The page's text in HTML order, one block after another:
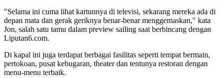
"Selama ini cuma lihat kartunnya di televisi, sekarang mereka ada di
depan mata dan gerak geriknya benar-benar menggemaskan," kata
Jon, salah satu tamu dalam preview sailing saat berbincang dengan
Liputan6.com.
Di kapal ini juga terdapat berbagai fasilitas seperti tempat bermain,
pertokoan, pusat kebugaran, theater dan tentunya restoran dengan
menu-menu terbaik.